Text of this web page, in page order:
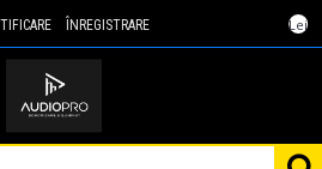
Lei
ÎNREGISTRARE